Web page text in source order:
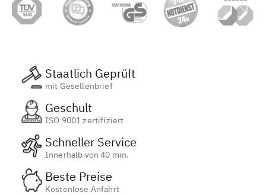
Staatlich Geprüft
mit Gesellenbrief
Geschult
ISO 9001 zertifiziert
Schneller Service
Innerhalb von 40 min.
Beste Preise
Kostenlose Anfahrt